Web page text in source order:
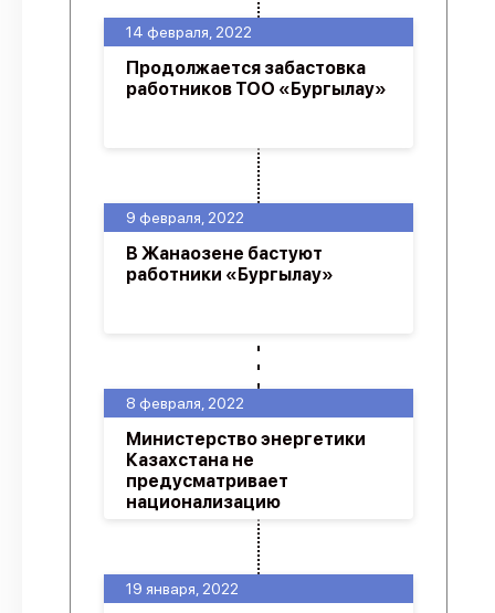
19 января, 2022
8 февраля, 2022
Министерство энергетики
Казахстана не
предусматривает
национализацию
9 февраля, 2022
В Жанаозене бастуют
работники «Бургылау»
14 февраля, 2022
Продолжается забастовка
работников ТОО «Бургылау»